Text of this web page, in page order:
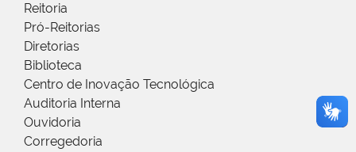
Reitoria
Pró-Reitorias
Diretorias
Biblioteca
Centro de Inovação Tecnológica
Auditoria Interna
Ouvidoria
Corregedoria